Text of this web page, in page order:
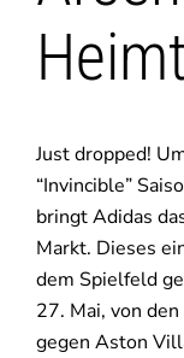
Just dropped!
“Invincible”
bringt Adidas
Markt. Dieses
dem Spielfeld
27. Mai, von
gegen Aston